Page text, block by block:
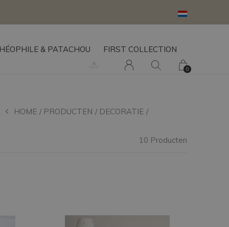
& PATACHOU FIRST COLLECTION
0
HOME PRODUCTEN DECORATIE
10 Producten